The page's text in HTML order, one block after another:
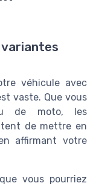
véhicule avec
vaste. Que vous
de moto, les
de mettre en
affirmant votre
vous pourriez